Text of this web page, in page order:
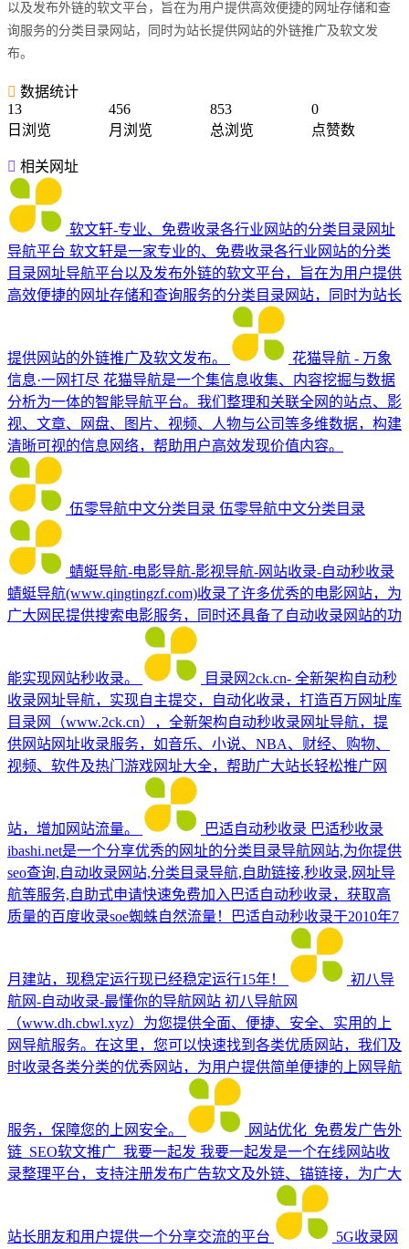
以及发布外链的软文平台，旨在为用户提供高效便捷的网址存储和查
询服务的分类目录网站，同时为站长提供网站的外链推广及软文发
布。
数据统计
13
日浏览
456
月浏览
853
总浏览
0
点赞数
相关网址
软文轩-专业、免费收录各行业网站的分类目录网址
导航平台 软文轩是一家专业的、免费收录各行业网站的分类
目录网址导航平台以及发布外链的软文平台，旨在为用户提供
高效便捷的网址存储和查询服务的分类目录网站，同时为站长
提供网站的外链推广及软文发布。
花猫导航 - 万象
信息·一网打尽 花猫导航是一个集信息收集、内容挖掘与数据
分析为一体的智能导航平台。我们整理和关联全网的站点、影
视、文章、网盘、图片、视频、人物与公司等多维数据，构建
清晰可视的信息网络，帮助用户高效发现价值内容。
伍零导航中文分类目录 伍零导航中文分类目录
蜻蜓导航-电影导航-影视导航-网站收录-自动秒收录
蜻蜓导航(www.qingtingzf.com)收录了许多优秀的电影网站，为
广大网民提供搜索电影服务，同时还具备了自动收录网站的功
能实现网站秒收录。
目录网2ck.cn- 全新架构自动秒
收录网址导航，实现自主提交，自动化收录，打造百万网址库
目录网（www.2ck.cn），全新架构自动秒收录网址导航，提
供网站网址收录服务，如音乐、小说、NBA、财经、购物、
视频、软件及热门游戏网址大全，帮助广大站长轻松推广网
站，增加网站流量。 巴适自动秒收录 巴适秒收录
ibashi.net是一个分享优秀的网址的分类目录导航网站,为你提供
seo查询,自动收录网站,分类目录导航,自助链接,秒收录,网址导
航等服务,自助式申请快速免费加入巴适自动秒收录，获取高
质量的百度收录soe蜘蛛自然流量！巴适自动秒收录于2010年7
月建站，现稳定运行现已经稳定运行15年！
初八导
航网-自动收录-最懂你的导航网站 初八导航网
（www.dh.cbwl.xyz）为您提供全面、便捷、安全、实用的上
网导航服务。在这里，您可以快速找到各类优质网站，我们及
时收录各类分类的优秀网站，为用户提供简单便捷的上网导航
服务，保障您的上网安全。
网站优化_免费发广告外
链_SEO软文推广_我要一起发 我要一起发是一个在线网站收
录整理平台，支持注册发布广告软文及外链、锚链接，为广大
站长朋友和用户提供一个分享交流的平台
5G收录网